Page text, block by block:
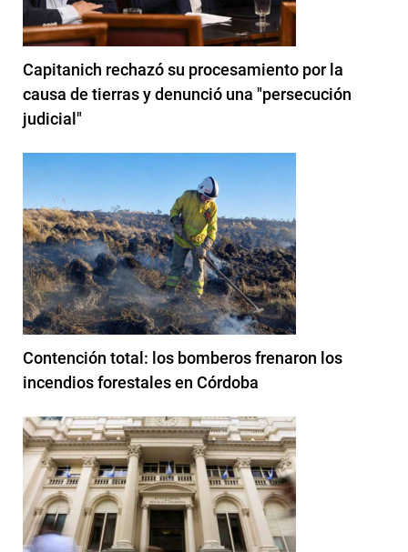
Capitanich rechazó su procesamiento por la
causa de tierras y denunció una "persecución
judicial"
Contención total: los bomberos frenaron los
incendios forestales en Córdoba